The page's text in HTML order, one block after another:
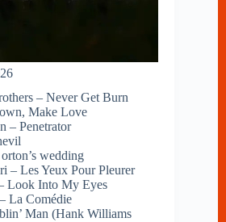
– Never Get Burn
Make Love
– Penetrator
wedding
– Les Yeux Pour Pleurer
Look Into My Eyes
La Comédie
Man (Hank Williams